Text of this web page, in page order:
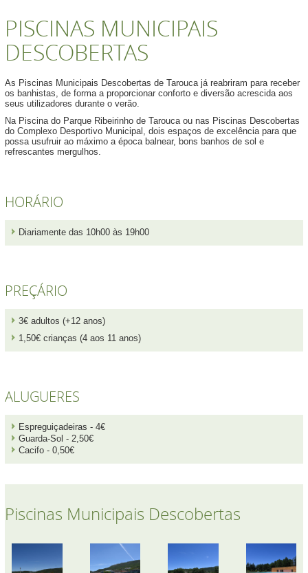
PISCINAS MUNICIPAIS
DESCOBERTAS
As Piscinas Municipais Descobertas de Tarouca já reabriram para receber
os banhistas, de forma a proporcionar conforto e diversão acrescida aos
seus utilizadores durante o verão.
Na Piscina do Parque Ribeirinho de Tarouca ou nas Piscinas Descobertas
do Complexo Desportivo Municipal, dois espaços de excelência para que
possa usufruir ao máximo a época balnear, bons banhos de sol e
refrescantes mergulhos.
HORÁRIO
Diariamente das 10h00 às 19h00
PREÇÁRIO
3€ adultos (+12 anos)
1,50€ crianças (4 aos 11 anos)
ALUGUERES
Espreguiçadeiras - 4€
Guarda-Sol - 2,50€
Cacifo - 0,50€
Piscinas Municipais Descobertas